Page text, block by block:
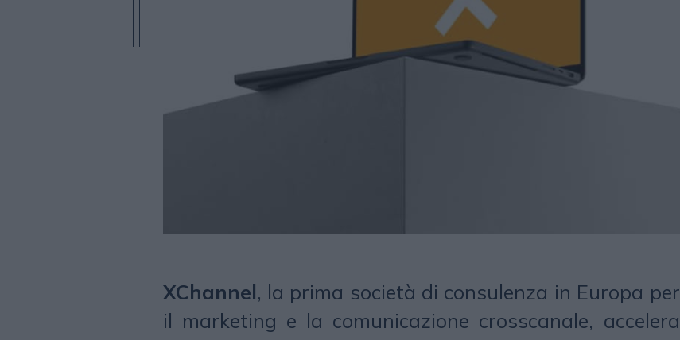
XChannel, la prima società di consulenza in Europa per
il marketing e la comunicazione crosscanale, accelera